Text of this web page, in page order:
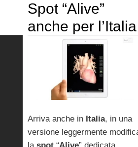
Spot “Alive”
anche per l’Italia
Arriva anche in Italia, in una
versione leggermente